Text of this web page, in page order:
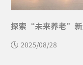
2025/08/28